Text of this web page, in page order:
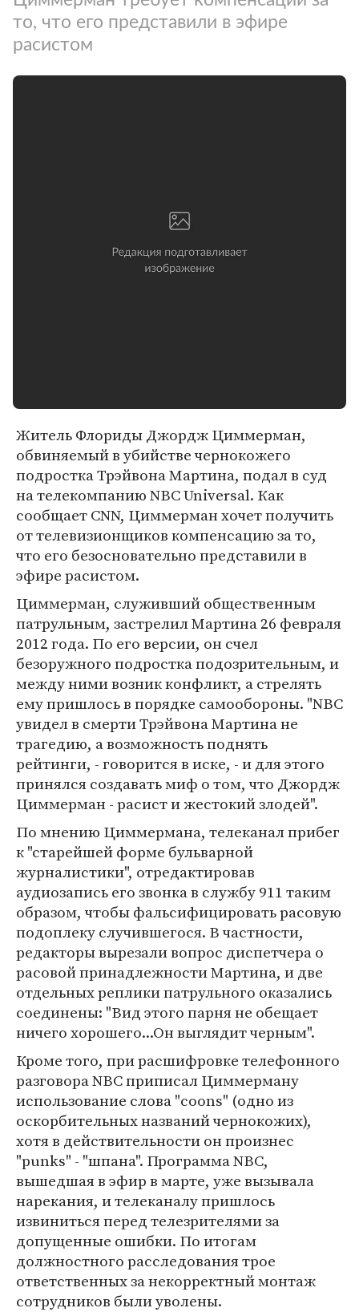
то, что его представили в эфире
расистом
Житель Флориды Джордж Циммерман,
обвиняемый в убийстве чернокожего
подростка Трэйвона Мартина, подал в суд
на телекомпанию NBC Universal. Как
сообщает CNN, Циммерман хочет получить
от телевизионщиков компенсацию за то,
что его безосновательно представили в
эфире расистом.
Циммерман, служивший общественным
патрульным, застрелил Мартина 26 февраля
2012 года. По его версии, он счел
безоружного подростка подозрительным, и
между ними возник конфликт, а стрелять
ему пришлось в порядке самообороны. "NBC
увидел в смерти Трэйвона Мартина не
трагедию, а возможность поднять
рейтинги, - говорится в иске, - и для этого
принялся создавать миф о том, что Джордж
Циммерман - расист и жестокий злодей".
По мнению Циммермана, телеканал прибег
к "старейшей форме бульварной
журналистики", отредактировав
аудиозапись его звонка в службу 911 таким
образом, чтобы фальсифицировать расовую
подоплеку случившегося. В частности,
редакторы вырезали вопрос диспетчера о
расовой принадлежности Мартина, и две
отдельных реплики патрульного оказались
соединены: "Вид этого парня не обещает
ничего хорошего...Он выглядит черным".
Кроме того, при расшифровке телефонного
разговора NBC приписал Циммерману
использование слова "coons" (одно из
оскорбительных названий чернокожих),
хотя в действительности он произнес
"punks" - "шпана". Программа NBC,
вышедшая в эфир в марте, уже вызывала
нарекания, и телеканалу пришлось
извиниться перед телезрителями за
допущенные ошибки. По итогам
должностного расследования трое
ответственных за некорректный монтаж
сотрудников были уволены.